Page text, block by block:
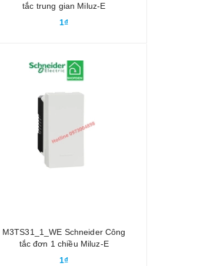
tắc trung gian Miluz-E
1₫
M3TS31_1_WE Schneider Công
tắc đơn 1 chiều Miluz-E
1₫